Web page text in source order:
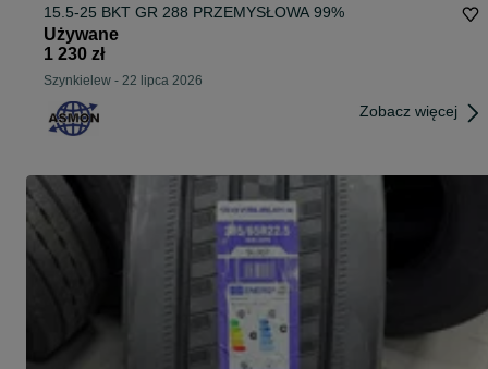
15.5-25 BKT GR 288 PRZEMYSŁOWA 99%
Używane
1 230 zł
Szynkielew - 22 lipca 2026
Zobacz więcej